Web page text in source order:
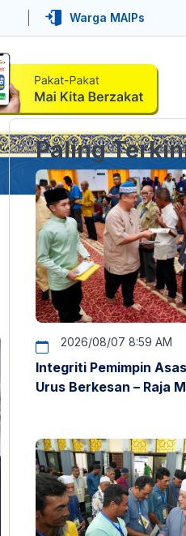
Warga MAIPs
Paling
2026/08/07 8:59 AM
Integriti Pemimpin
Urus Berkesan – Raja